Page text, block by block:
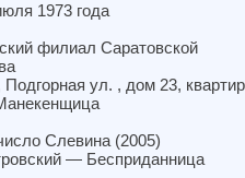
1973 года
филиал Саратовской
ул. , дом 23,
Слевина (2005)
— Бесприданница